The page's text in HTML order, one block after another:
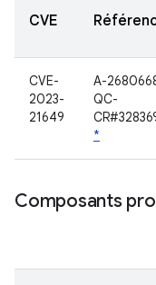
CVE
CVE-
2023-
21649
A-
QC-
*
Composants